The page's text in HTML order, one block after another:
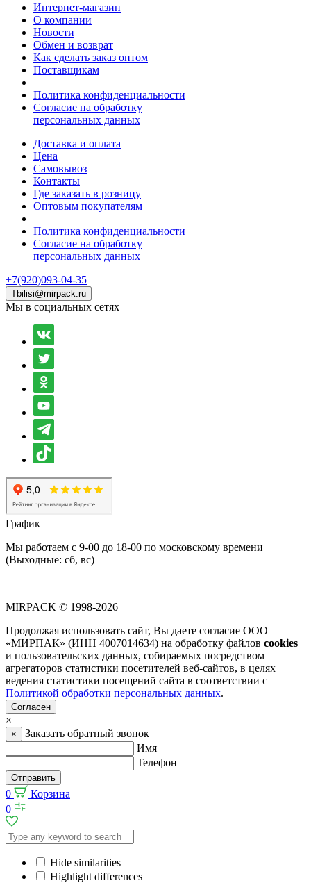
Интернет-магазин
О компании
Новости
Обмен и возврат
Как сделать заказ оптом
Поставщикам
Политика конфиденциальности
Согласие на обработку
персональных данных
Доставка и оплата
Цена
Самовывоз
Контакты
Где заказать в розницу
Оптовым покупателям
Политика конфиденциальности
Согласие на обработку
персональных данных
+7(920)093-04-35
Tbilisi@mirpack.ru
Мы в социальных сетях
График
Мы работаем с 9-00 до 18-00 по московскому времени
(Выходные: сб, вс)
MIRPACK © 1998-2026
Продолжая использовать сайт, Вы даете согласие ООО
«МИРПАК» (ИНН 4007014634) на обработку файлов cookies
и пользовательских данных, собираемых посредством
агрегаторов статистики посетителей веб-сайтов, в целях
ведения статистики посещений сайта в соответствии с
Политикой обработки персональных данных.
Согласен
×
×
Заказать обратный звонок
Имя
Телефон
Отправить
0
Корзина
0
Hide similarities
Highlight differences